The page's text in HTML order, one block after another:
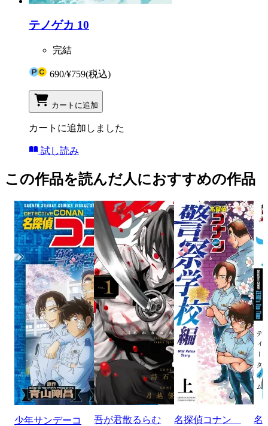
テノゲカ 10
完結
690/¥759(税込)
カートに追加
カートに追加しました
試し読み
この作品を読んだ人におすすめの作品
少年サンデーコ
吾が君散るらむ
名探偵コナン
名